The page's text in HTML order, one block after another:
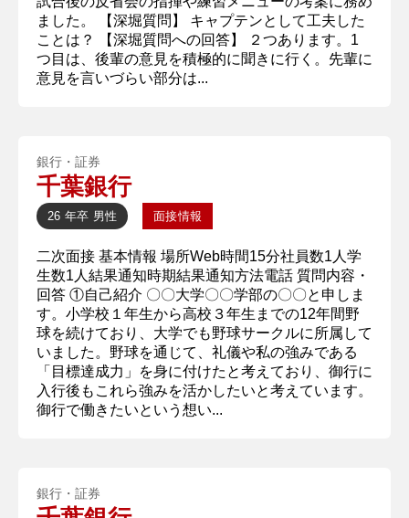
ました。 【深堀質問】 キャプテンとして工夫した
ことは？ 【深堀質問への回答】 ２つあります。1
つ目は、後輩の意見を積極的に聞きに行く。先輩に
意見を言いづらい部分は...
銀行・証券
千葉銀行
26 年卒 男性 面接情報
二次面接 基本情報 場所Web時間15分社員数1人学
生数1人結果通知時期結果通知方法電話 質問内容・
回答 ①自己紹介 〇〇大学〇〇学部の〇〇と申しま
す。小学校１年生から高校３年生までの12年間野
球を続けており、大学でも野球サークルに所属して
いました。野球を通じて、礼儀や私の強みである
「目標達成力」を身に付けたと考えており、御行に
入行後もこれら強みを活かしたいと考えています。
御行で働きたいという想い...
銀行・証券